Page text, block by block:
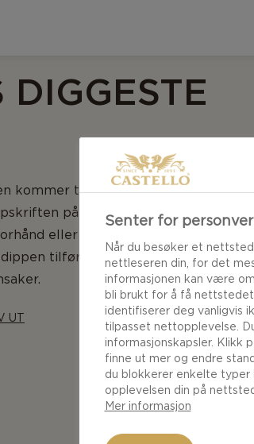
kommer til å heve kvaliteten på
på en velsmakende ostedipp
eller mens du venter på at
tilfører det lille ekstra og
UT
Senter for
Når du besøker et
nettleseren din, for det
informasjonen kan være
bli brukt for å få
identifiserer deg vanligvis
tilpasset nettopplevelse.
informasjonskapsler. Klikk
finne ut mer og endre
du blokkerer enkelte typer
opplevelsen din på
Mer informasjon